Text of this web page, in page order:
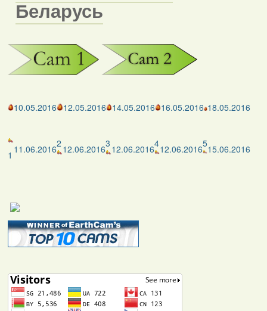
Беларусь
10.05.2016 12.05.2016 14.05.2016 16.05.2016 18.05.2016
1 11.06.20162 12.06.20163 12.06.2016412.06.2016515.06.2016